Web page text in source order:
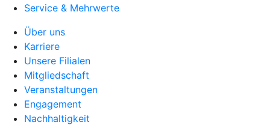
Service & Mehrwerte
Über uns
Karriere
Unsere Filialen
Mitgliedschaft
Veranstaltungen
Engagement
Nachhaltigkeit